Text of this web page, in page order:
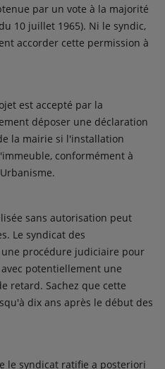
par un vote à la majorité
10 juillet 1965). Ni le syndic,
accorder cette permission à
est accepté par la
déposer une déclaration
la mairie si l'installation
conformément à
sans autorisation peut
Le syndicat des
procédure judiciaire pour
potentiellement une
retard. Sachez que cette
dix ans après le début des
le syndicat ratifie a posteriori